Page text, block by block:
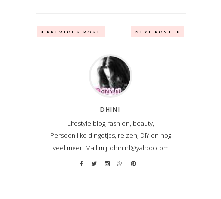
PREVIOUS POST NEXT POST
DHINI
Lifestyle blog, fashion, beauty,
Persoonlijke dingetjes, reizen, DIY en nog
veel meer. Mail mij! dhininl@yahoo.com